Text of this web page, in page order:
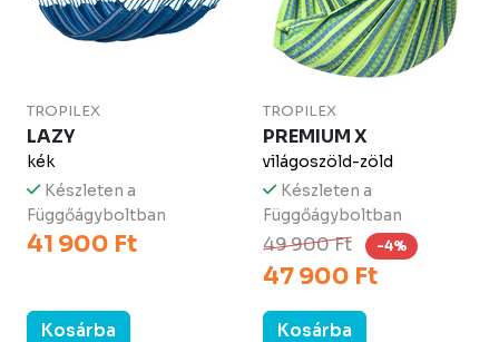
TROPILEX
LAZY
kék
Készleten a
Függőágyboltban
41 900 Ft
Kosárba
TROPILEX
PREMIUM X
világoszöld-zöld
Készleten a
Függőágyboltban
49 900 Ft -4%
47 900 Ft
Kosárba